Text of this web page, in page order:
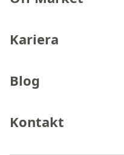
Kariera
Blog
Kontakt